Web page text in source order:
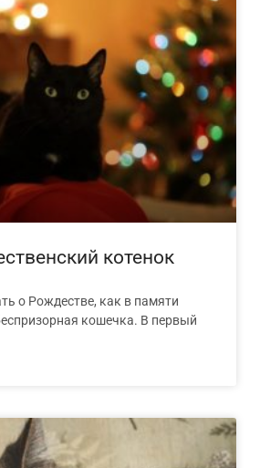
котенок
о Рождестве, как в памяти
кошечка. В первый